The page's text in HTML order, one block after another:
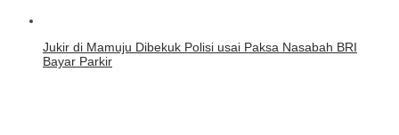
Jukir di Mamuju Dibekuk Polisi usai Paksa Nasabah BRI
Bayar Parkir